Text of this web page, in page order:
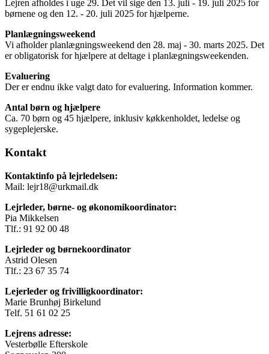
Lejren afholdes i uge 29. Det vil sige den 13. juli - 19. juli 2025 for
børnene og den 12. - 20. juli 2025 for hjælperne.
Planlægningsweekend
Vi afholder planlægningsweekend den 28. maj - 30. marts 2025. Det
er obligatorisk for hjælpere at deltage i planlægningsweekenden.
Evaluering
Der er endnu ikke valgt dato for evaluering. Information kommer.
Antal børn og hjælpere
Ca. 70 børn og 45 hjælpere, inklusiv køkkenholdet, ledelse og
sygeplejerske.
Kontakt
Kontaktinfo på lejrledelsen:
Mail: lejr18@urkmail.dk
Lejrleder, børne- og økonomikoordinator:
Pia Mikkelsen
Tlf.: 91 92 00 48
Lejrleder og børnekoordinator
Astrid Olesen
Tlf.: 23 67 35 74
Lejerleder og frivilligkoordinator:
Marie Brunhøj Birkelund
Telf. 51 61 02 25
Lejrens adresse:
Vesterbølle Efterskole